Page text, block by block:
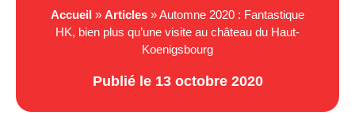
Accueil » Articles »Automne 2020 : Fantastique
HK, bien plus qu’une visite au château du Haut-
Koenigsbourg
Publié le 13 octobre 2020